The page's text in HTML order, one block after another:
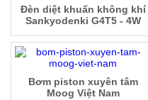
Đèn diệt khuẩn không khí
Sankyodenki G4T5 - 4W
Bơm piston xuyên tâm
Moog Việt Nam